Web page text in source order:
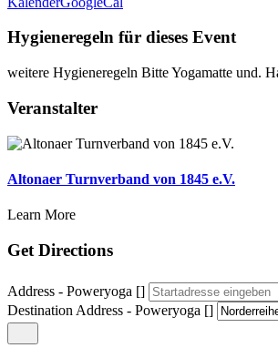
Hygieneregeln für dieses Event
weitere Hygieneregeln Bitte Yogamatte und.
Veranstalter
Altonaer Turnverband von 1845 e.V.
Learn More
Get Directions
Address - Poweryoga []
Destination Address - Poweryoga []